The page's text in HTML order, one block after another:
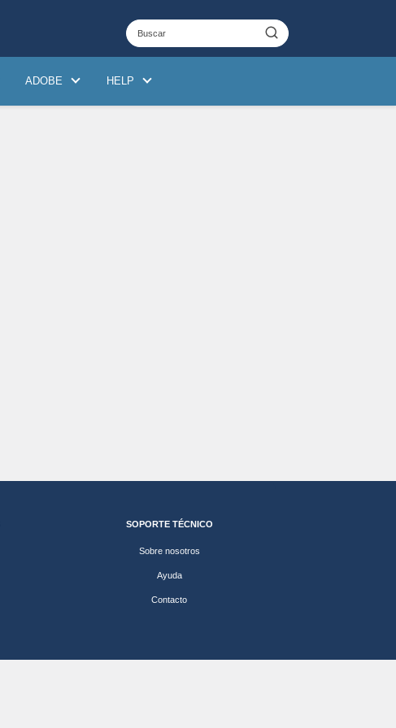
ADOBE HELP
SOPORTE TÉCNICO
Sobre nosotros
Ayuda
Contacto